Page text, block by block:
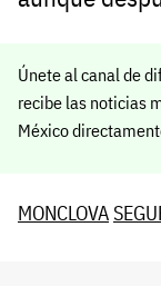
Únete al canal de
recibe las noticias
México
MONCLOVA